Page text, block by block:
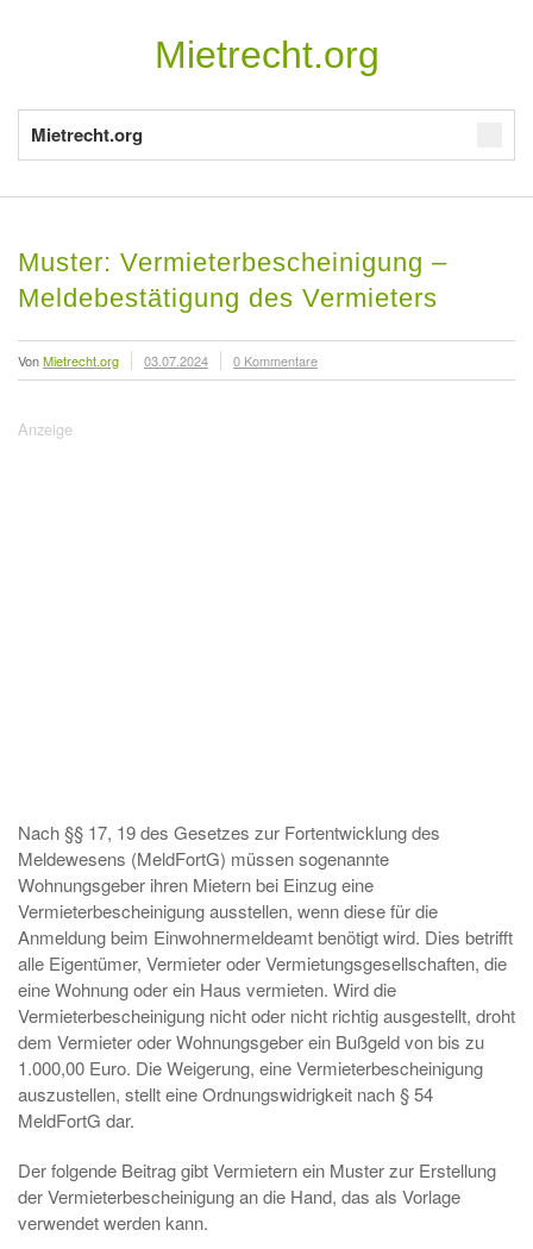
Mietrecht.org
Mietrecht.org
Muster: Vermieterbescheinigung –
Meldebestätigung des Vermieters
VonMietrecht.org 03.07.2024 0 Kommentare
Nach §§ 17, 19 des Gesetzes zur Fortentwicklung des
Meldewesens (MeldFortG) müssen sogenannte
Wohnungsgeber ihren Mietern bei Einzug eine
Vermieterbescheinigung ausstellen, wenn diese für die
Anmeldung beim Einwohnermeldeamt benötigt wird. Dies betrifft
alle Eigentümer, Vermieter oder Vermietungsgesellschaften, die
eine Wohnung oder ein Haus vermieten. Wird die
Vermieterbescheinigung nicht oder nicht richtig ausgestellt, droht
dem Vermieter oder Wohnungsgeber ein Bußgeld von bis zu
1.000,00 Euro. Die Weigerung, eine Vermieterbescheinigung
auszustellen, stellt eine Ordnungswidrigkeit nach § 54
MeldFortG dar.
Der folgende Beitrag gibt Vermietern ein Muster zur Erstellung
der Vermieterbescheinigung an die Hand, das als Vorlage
verwendet werden kann.